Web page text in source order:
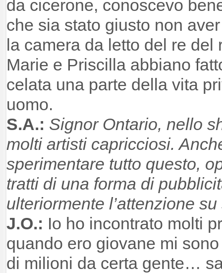
da cicerone, conoscevo
che sia stato giusto non
la camera da letto del re del
Marie e Priscilla abbiano
celata una parte della vita
uomo.
S.A.: Signor Ontario, nello
molti artisti capricciosi.
sperimentare tutto questo,
tratti di una forma di
ulteriormente l’attenzione
J.O.: Io ho incontrato molti
quando ero giovane mi
di milioni da certa gente…